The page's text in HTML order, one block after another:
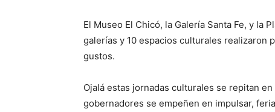
El Museo El Chicó, la Galería Santa Fe, y la
galerías y 10 espacios culturales realizaron
gustos.
Ojalá estas jornadas culturales se repitan
gobernadores se empeñen en impulsar,